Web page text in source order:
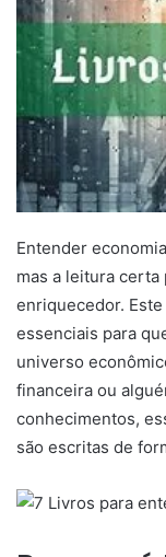
Entender
mas a leitura
enriquecedor.
essenciais para
universo
financeira ou
conhecimentos,
são escritas de